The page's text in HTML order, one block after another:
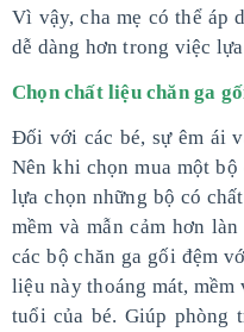
Vì vậy, cha mẹ có thể áp
dễ dàng hơn trong việc
Chọn chất liệu chăn ga
Đối với các bé, sự êm ái
Nên khi chọn mua một bộ
lựa chọn những bộ có
mềm và mẫn cảm hơn
các bộ chăn ga gối đệm
liệu này thoáng mát,
tuổi của bé. Giúp phòng